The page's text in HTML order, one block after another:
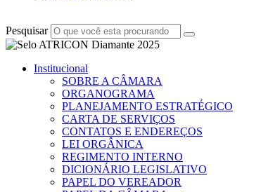
Pesquisar
Institucional
SOBRE A CÂMARA
ORGANOGRAMA
PLANEJAMENTO ESTRATÉGICO
CARTA DE SERVIÇOS
CONTATOS E ENDEREÇOS
LEI ORGÂNICA
REGIMENTO INTERNO
DICIONÁRIO LEGISLATIVO
PAPEL DO VEREADOR